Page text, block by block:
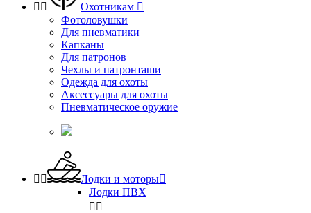
  Охотникам 
Фотоловушки
Для пневматики
Капканы
Для патронов
Чехлы и патронташи
Одежда для охоты
Аксессуары для охоты
Пневматическое оружие
  Лодки и моторы
Лодки ПВХ
 